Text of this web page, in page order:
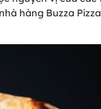
hàng Buzza